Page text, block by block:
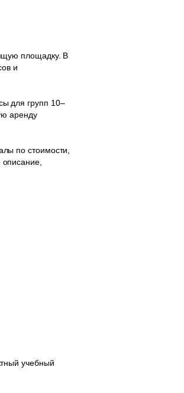
площадку. В
и
для групп 10–
аренду
по стоимости,
учебный